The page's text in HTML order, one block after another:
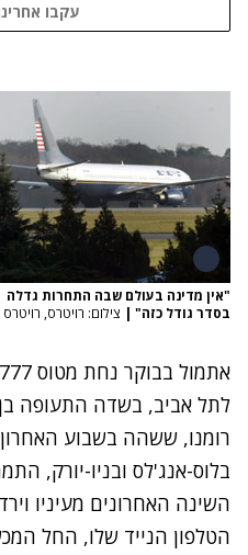
עקבו
"אין מדינה בעולם שבה התחרות גדלה
בסדר גודל כזה" | צילום: רויטרס, רויטרס1
לתל אביב, בשדה התעופה
רומנו, ששהה בשבוע
בלוס-אנג'לס ובניו-יורק,
השינה האחרונים מעיניו
הטלפון הנייד שלו, החל